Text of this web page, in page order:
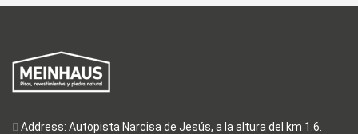
Address: Autopista Narcisa de Jesús, a la altura del km 1.6.